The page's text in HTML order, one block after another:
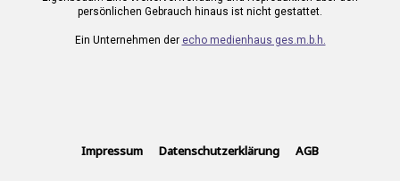
persönlichen Gebrauch hinaus ist nicht gestattet.
Ein Unternehmen der echo medienhaus ges.m.b.h.
Impressum Datenschutzerklärung AGB